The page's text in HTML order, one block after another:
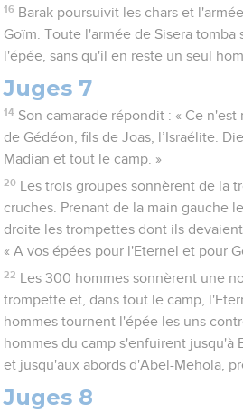
16 Barak poursuivit les chars et
Goïm. Toute l'armée de Sisera tomba
l'épée, sans qu'il en reste un seul
Juges 7
14 Son camarade répondit : « Ce n'est
de Gédéon, fils de Joas, l’Israélite.
Madian et tout le camp. »
20
Les trois groupes sonnèrent de la
cruches. Prenant de la main gauche
droite les trompettes dont ils
« A vos épées pour l'Eternel et pour
22
Les 300 hommes sonnèrent une
trompette et, dans tout le camp,
hommes tournent l'épée les uns
hommes du camp s'enfuirent jusqu'à
et jusqu'aux abords d'Abel-Mehola,
Juges 8